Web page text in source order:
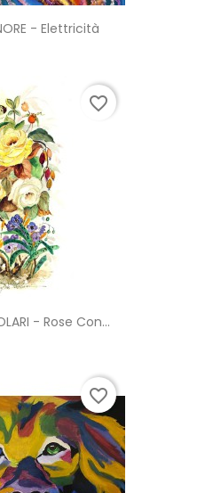
- Elettricità
- Rose Con...
favorite_border
favorite_border